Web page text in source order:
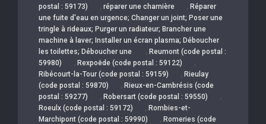
postal : 59173)
, réparer une charnière , Réparer
une fuite d'eau en urgence; Changer un joint; Poser une
tringle à rideaux; Purger un radiateur; Brancher une
machine à laver; Installer un écran plasma; Déboucher
les toilettes; Déboucher une
, Reumont (code postal :
59980)
, Rexpoëde (code postal : 59122) ,
Ribécourt-la-Tour (code postal : 59159) , Rieulay
(code postal : 59870)
, Rieux-en-Cambrésis (code
postal : 59277)
, Robersart (code postal : 59550) ,
Roeulx (code postal : 59172) , Rombies-et-
Marchipont (code postal : 59990)
, Romeries (code